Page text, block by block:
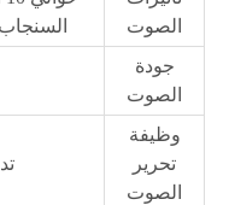
الصوت
جودة
الصوت
وظيفة
تحرير
الصوت